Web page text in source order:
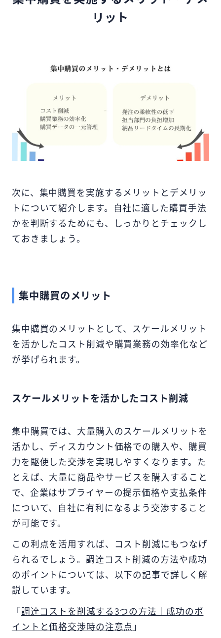
リット
次に、集中購買を実施するメリットとデメリッ
トについて紹介します。自社に適した購買手法
かを判断するためにも、しっかりとチェックし
ておきましょう。
集中購買のメリット
集中購買のメリットとして、スケールメリット
を活かしたコスト削減や購買業務の効率化など
が挙げられます。
スケールメリットを活かしたコスト削減
集中購買では、大量購入のスケールメリットを
活かし、ディスカウント価格での購入や、購買
力を駆使した交渉を実現しやすくなります。た
とえば、大量に商品やサービスを購入すること
で、企業はサプライヤーの提示価格や支払条件
について、自社に有利になるよう交渉すること
が可能です。
この利点を活用すれば、コスト削減にもつなげ
られるでしょう。調達コスト削減の方法や成功
のポイントについては、以下の記事で詳しく解
説しています。
「調達コストを削減する3つの方法｜成功のポ
イントと価格交渉時の注意点 」